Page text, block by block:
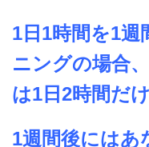
1日1時間を1週
ニングの場合
は1日2時間だ
1週間後にはあ